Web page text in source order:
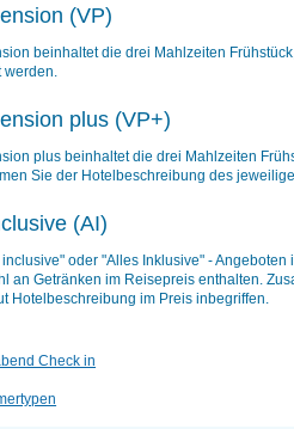
(VP)
beinhaltet die drei Mahlzeiten
werden.
plus (VP+)
plus beinhaltet die drei Mahlzeiten
Sie der Hotelbeschreibung des
(AI)
inclusive" oder "Alles Inklusive" -
an Getränken im Reisepreis enthalten.
Hotelbeschreibung im Preis inbegriffen.
Check in